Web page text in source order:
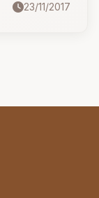
ăn, bữa
23/11/2017